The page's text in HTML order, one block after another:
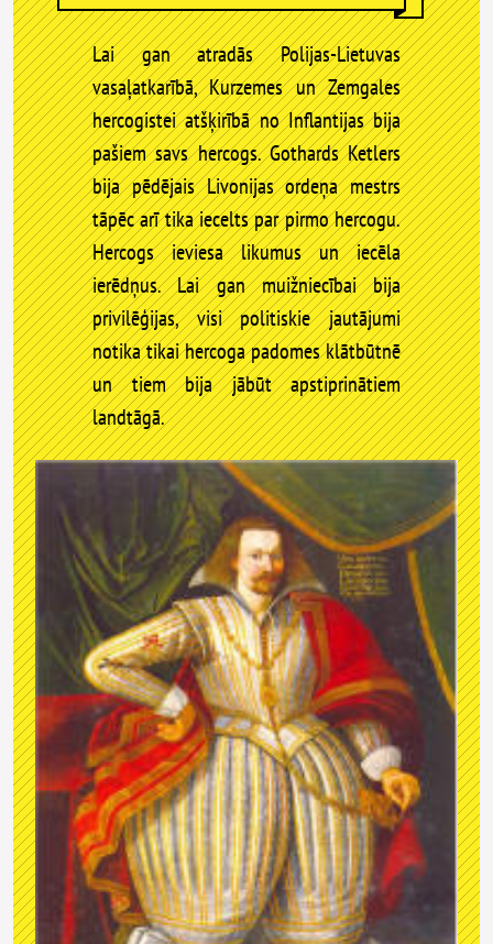
Lai gan atradās Polijas-Lietuvas
vasaļatkarībā, Kurzemes un Zemgales
hercogistei atšķirībā no Inflantijas bija
pašiem savs hercogs. Gothards Ketlers
bija pēdējais Livonijas ordeņa mestrs
tāpēc arī tika iecelts par pirmo hercogu.
Hercogs ieviesa likumus un iecēla
ierēdņus. Lai gan muižniecībai bija
privilēģijas, visi politiskie jautājumi
notika tikai hercoga padomes klātbūtnē
un tiem bija jābūt apstiprinātiem
landtāgā.